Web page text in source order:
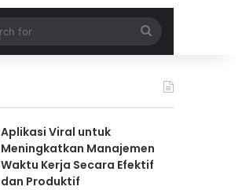
for
Aplikasi Viral untuk
Meningkatkan Manajemen
Waktu Kerja Secara Efektif
dan Produktif